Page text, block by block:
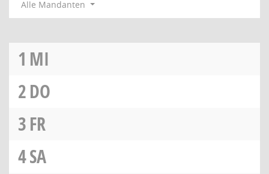
Alle Mandanten
1 MI
2DO
3FR
4SA